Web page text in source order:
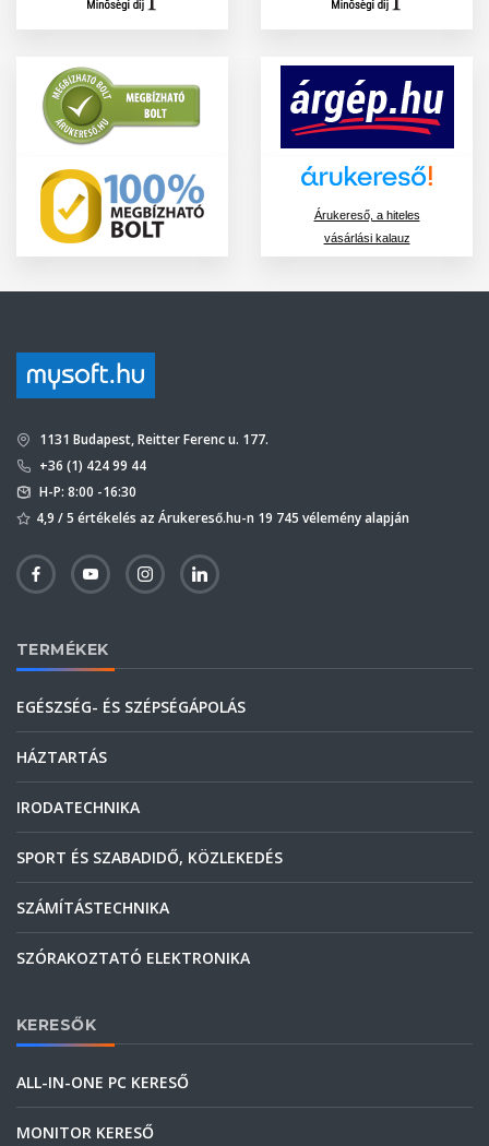
Árukereső, a hiteles
vásárlási kalauz
1131 Budapest, Reitter Ferenc u. 177.
+36 (1) 424 99 44
H-P: 8:00 -16:30
4,9 / 5 értékelés az Árukereső.hu-n 19 745 vélemény alapján
TERMÉKEK
EGÉSZSÉG- ÉS SZÉPSÉGÁPOLÁS
HÁZTARTÁS
IRODATECHNIKA
SPORT ÉS SZABADIDŐ, KÖZLEKEDÉS
SZÁMÍTÁSTECHNIKA
SZÓRAKOZTATÓ ELEKTRONIKA
KERESŐK
ALL-IN-ONE PC KERESŐ
MONITOR KERESŐ